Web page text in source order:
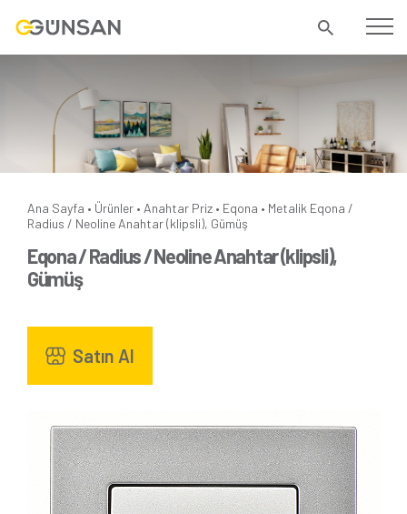
Ana Sayfa • Ürünler • Anahtar Priz • Eqona • Metalik Eqona /
Radius / Neoline Anahtar (klipsli), Gümüş
Eqona / Radius / Neoline Anahtar (klipsli),
Gümüş
Satın Al